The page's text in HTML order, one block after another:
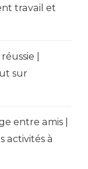
travail et
|
sur
entre amis |
activités à